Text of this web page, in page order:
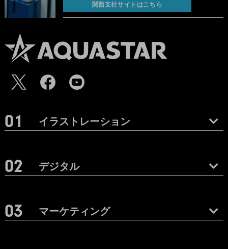
関西支社サイトはこちら
イラストレーション
デジタル
マーケティング